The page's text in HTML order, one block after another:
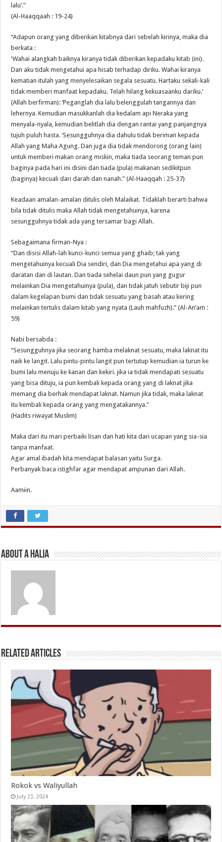
lalu’.”
(Al-Haaqqaah : 19-24)
“Adapun orang yang diberikan kitabnya dari sebelah kirinya, maka dia
berkata :
‘Wahai alangkah baiknya kiranya tidak diberikan kepadaku kitab (ini).
Dan aku tidak mengetahui apa hisab terhadap diriku. Wahai kiranya
kematian itulah yang menyelesaikan segala sesuatu. Hartaku sekali-kali
tidak memberi manfaat kepadaku. Telah hilang kekuasaanku dariku.’
(Allah berfirman): ‘Peganglah dia lalu belenggulah tangannya dan
lehernya. Kemudian masukkanlah dia kedalam api Neraka yang
menyala-nyala, kemudian belitlah dia dengan rantai yang panjangnya
tujuh puluh hasta. ‘Sesungguhnya dia dahulu tidak beriman kepada
Allah yang Maha Agung. Dan juga dia tidak mendorong (orang lain)
untuk memberi makan orang miskin, maka tiada seorang teman pun
baginya pada hari ini disini dan tiada (pula) makanan sedikitpun
(baginya) kecuali dari darah dan nanah.” (Al-Haaqqah : 25-37)
Keadaan amalan-amalan ditulis oleh Malaikat. Tidaklah berarti bahwa
bila tidak ditulis maka Allah tidak mengetahuinya, karena
sesungguhnya tidak ada yang tersamar bagi Allah.
Sebagaimana firman-Nya :
“Dan disisi Allah-lah kunci-kunci semua yang ghaib; tak yang
mengetahuinya kecuali Dia sendiri, dan Dia mengetahui apa yang di
daratan dan di lautan. Dan tiada sehelai daun pun yang gugur
melainkan Dia mengetahuinya (pula), dan tidak jatuh sebutir biji pun
dalam kegelapan bumi dan tidak sesuatu yang basah atau kering
melainkan tertulis dalam kitab yang nyata (Lauh mahfuzh).” (Al-An’am :
59)
Nabi bersabda :
“Sesungguhnya jika seorang hamba melaknat sesuatu, maka laknat itu
naik ke langit. Lalu pintu-pintu langit pun tertutup kemudian ia turun ke
bumi lalu menuju ke kanan dan kekiri. jika ia tidak mendapati sesuatu
yang bisa dituju, ia pun kembali kepada orang yang di laknat jika
memang dia berhak mendapat laknat. Namun jika tidak, maka laknat
itu kembali kepada orang yang mengatakannya.”
(Hadits riwayat Muslim)
Maka dari itu mari perbaiki lisan dan hati kita dari ucapan yang sia-sia
tanpa manfaat.
Agar amal ibadah kita mendapat balasan yaitu Surga.
Perbanyak baca istighfar agar mendapat ampunan dari Allah.
Aamiin.
About A Halia
Related Articles
Rokok vs Waliyullah
July 23, 2024